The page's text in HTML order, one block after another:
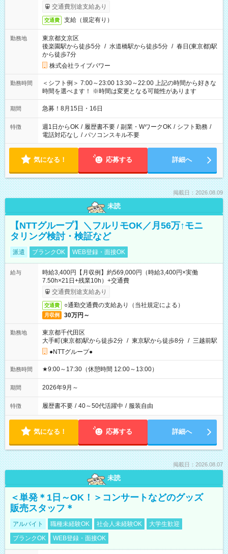
交通費別途支給あり
交通費 支給（規定有り）
勤務地
東京都文京区
後楽園駅から徒歩5分 / 水道橋駅から徒歩5分 / 春日(東京都)駅
から徒歩7分
株式会社ライブパワー
勤務時間
＜シフト例＞ 7:00～23:00 13:30～22:00 上記の時間から好きな
時間を選べます！ ※時間は変更となる可能性があります
期間 急募！8月15日・16日
特徴 週1日からOK / 履歴書不要 / 副業・WワークOK / シフト勤務 /
電話対応なし / パソコンスキル不要
気になる！ 応募する 詳細へ
掲載日：2026.08.09
未読
【NTTグループ】＼フルリモOK／月56万↑モニ
タリング検討・検証など
派遣 ブランクOK WEB登録・面接OK
給与
時給3,400円【月収例】約569,000円（時給3,400円×実働
7.50h×21日+残業10h）+交通費
交通費別途支給あり
交通費 ○通勤交通費の支給あり（当社規定による）
月収例 30万円～
勤務地
東京都千代田区
大手町(東京都)駅から徒歩2分 / 東京駅から徒歩8分 / 三越前駅
●NTTグループ●
勤務時間 ★9:00～17:30（休憩時間 12:00～13:00）
期間 2026年9月～
特徴 履歴書不要 / 40～50代活躍中 / 服装自由
気になる！ 応募する 詳細へ
掲載日：2026.08.07
未読
＜単発＊1日～OK！＞コンサートなどのグッズ
販売スタッフ＊
アルバイト 職種未経験OK 社会人未経験OK
大学生歓迎
ブランクOK
WEB登録・面接OK